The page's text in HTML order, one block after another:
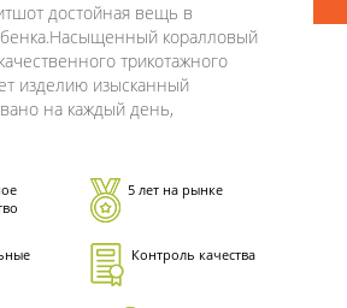
достойная вещь в
коралловый
трикотажного
изделию изысканный
на каждый день,
5 лет на рынке
Контроль качества